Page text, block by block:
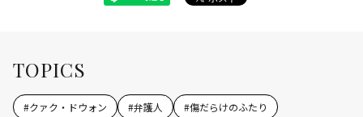
TOPICS
#クァク・ドウォン #弁護人 #傷だらけのふたり